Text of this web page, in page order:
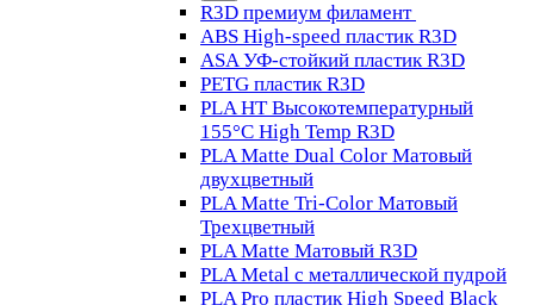
R3D премиум филамент
ABS High-speed пластик R3D
ASA УФ-стойкий пластик R3D
PETG пластик R3D
PLA HT Высокотемпературный
155°C High Temp R3D
PLA Matte Dual Color Матовый
двухцветный
PLA Matte Tri-Color Матовый
Трехцветный
PLA Matte Матовый R3D
PLA Metal с металлической пудрой
PLA Pro пластик High Speed Black